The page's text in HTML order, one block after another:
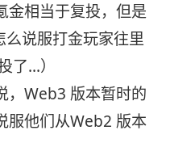
金相当于复投，但是
说服打金玩家往里
了…）
，Web3 版本暂时的
服他们从Web2 版本